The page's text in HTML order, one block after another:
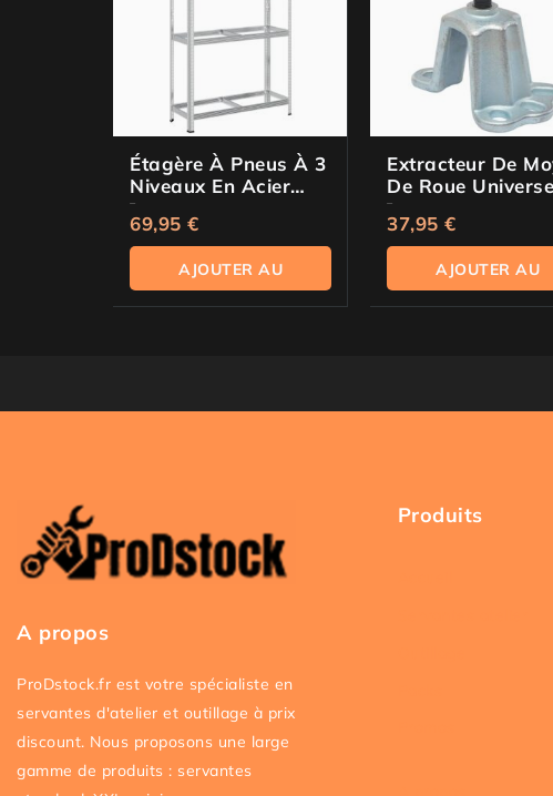
Étagère À Pneus À 3
Niveaux En Acier
Galvanisé
69,95 €
AJOUTER AU
PANIER
Extracteur De
De Roue
37,95 €
AJOUTER AU
PANIER
A propos
ProDstock.fr est votre spécialiste en
servantes d'atelier et outillage à prix
discount. Nous proposons une large
gamme de produits : servantes
Produits